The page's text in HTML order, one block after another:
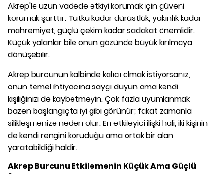
Akrep'le uzun vadede etkiyi korumak için güveni
korumak şarttır. Tutku kadar dürüstlük, yakınlık kadar
mahremiyet, güçlü çekim kadar sadakat önemlidir.
Küçük yalanlar bile onun gözünde büyük kırılmaya
dönüşebilir.
Akrep burcunun kalbinde kalıcı olmak istiyorsanız,
onun temel ihtiyacına saygı duyun ama kendi
kişiliğinizi de kaybetmeyin. Çok fazla uyumlanmak
bazen başlangıçta iyi gibi görünür; fakat zamanla
silikleşmenize neden olur. En etkileyici ilişki hali, iki kişinin
de kendi rengini koruduğu ama ortak bir alan
yaratabildiği haldir.
Akrep Burcunu Etkilemenin Küçük Ama Güçlü